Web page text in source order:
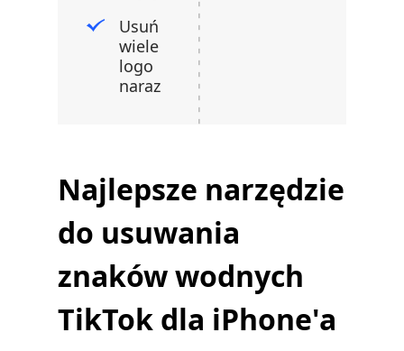
Usuń
wiele
logo
naraz
Najlepsze narzędzie
do usuwania
znaków wodnych
TikTok dla iPhone'a